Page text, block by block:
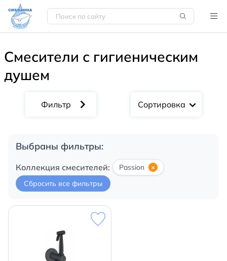
Смесители с гигиеническим
душем
Сортировка
Выбраны фильтры:
Коллекция смесителей: Passion
×
Сбросить все фильтры